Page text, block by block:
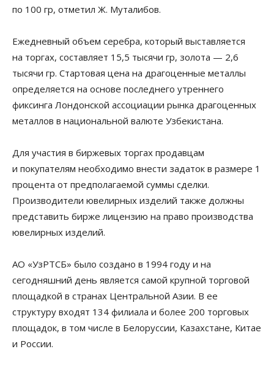
по 100 гр, отметил Ж. Муталибов.
Ежедневный объем серебра, который выставляется
на торгах, составляет 15,5 тысячи гр, золота — 2,6
тысячи гр. Стартовая цена на драгоценные металлы
определяется на основе последнего утреннего
фиксинга Лондонской ассоциации рынка драгоценных
металлов в национальной валюте Узбекистана.
Для участия в биржевых торгах продавцам
и покупателям необходимо внести задаток в размере 1
процента от предполагаемой суммы сделки.
Производители ювелирных изделий также должны
представить бирже лицензию на право производства
ювелирных изделий.
АО «УзРТСБ» было создано в 1994 году и на
сегодняшний день является самой крупной торговой
площадкой в странах Центральной Азии. В ее
структуру входят 134 филиала и более 200 торговых
площадок, в том числе в Белоруссии, Казахстане, Китае
и России.